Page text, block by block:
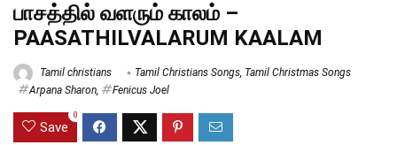
பாசத்தில் வளரும் காலம் –
PAASATHILVALARUM KAALAM
Tamil christians Tamil Christians Songs, Tamil Christmas Songs
Arpana Sharon, Fenicus Joel
Save
0